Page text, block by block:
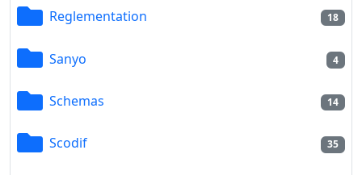
Reglementation 18
Sanyo 4
Schemas 14
Scodif 35